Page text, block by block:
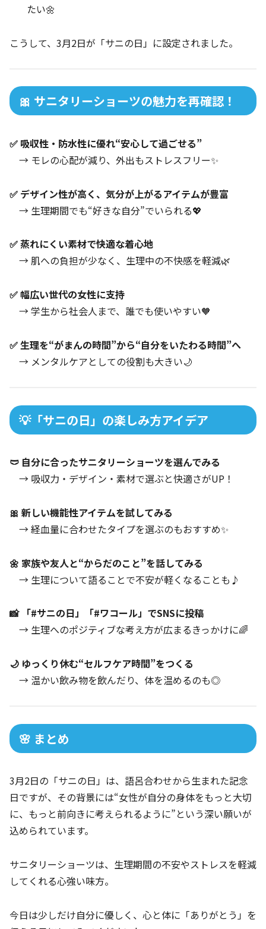
たい🌼
こうして、3月2日が「サニの日」に設定されました。
🎀 サニタリーショーツの魅力を再確認！
✅ 吸収性・防水性に優れ“安心して過ごせる”
→ モレの心配が減り、外出もストレスフリー✨
✅ デザイン性が高く、気分が上がるアイテムが豊富
→ 生理期間でも“好きな自分”でいられる💖
✅ 蒸れにくい素材で快適な着心地
→ 肌への負担が少なく、生理中の不快感を軽減🌿
✅ 幅広い世代の女性に支持
→ 学生から社会人まで、誰でも使いやすい🧡
✅ 生理を“がまんの時間”から“自分をいたわる時間”へ
→ メンタルケアとしての役割も大きい🌙
💡「サニの日」の楽しみ方アイデア
🩲 自分に合ったサニタリーショーツを選んでみる
→ 吸収力・デザイン・素材で選ぶと快適さがUP！
🎀 新しい機能性アイテムを試してみる
→ 経血量に合わせたタイプを選ぶのもおすすめ✨
🌼 家族や友人と“からだのこと”を話してみる
→ 生理について語ることで不安が軽くなることも♪
📸 「#サニの日」「#ワコール」でSNSに投稿
→ 生理へのポジティブな考え方が広まるきっかけに🌈
🌙 ゆっくり休む“セルフケア時間”をつくる
→ 温かい飲み物を飲んだり、体を温めるのも◎
🌸 まとめ
3月2日の「サニの日」は、語呂合わせから生まれた記念
日ですが、その背景には“女性が自分の身体をもっと大切
に、もっと前向きに考えられるように”という深い願いが
込められています。
サニタリーショーツは、生理期間の不安やストレスを軽減
してくれる心強い味方。
今日は少しだけ自分に優しく、心と体に「ありがとう」を